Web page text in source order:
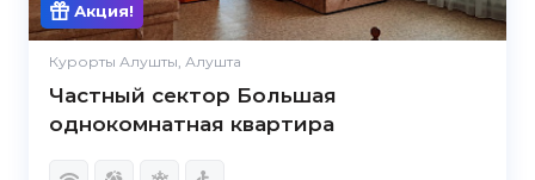
Акция!
Курорты Алушты, Алушта
Частный сектор Большая
однокомнатная квартира